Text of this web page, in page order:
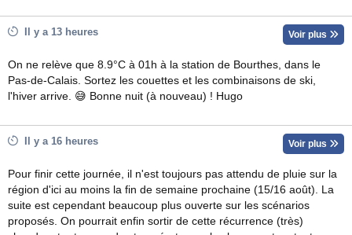
Il y a 13 heures Voir plus
On ne relève que 8.9°C à 01h à la station de Bourthes, dans le
Pas-de-Calais. Sortez les couettes et les combinaisons de ski,
l'hiver arrive. 😅 Bonne nuit (à nouveau) ! Hugo
Il y a 16 heures Voir plus
Pour finir cette journée, il n'est toujours pas attendu de pluie sur la
région d'ici au moins la fin de semaine prochaine (15/16 août). La
suite est cependant beaucoup plus ouverte sur les scénarios
proposés. On pourrait enfin sortir de cette récurrence (très)